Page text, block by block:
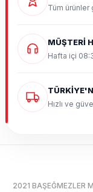
Tüm ürünler
MÜŞTERİ
Hafta içi
Hızlı ve
2021 BAŞEĞMEZLER